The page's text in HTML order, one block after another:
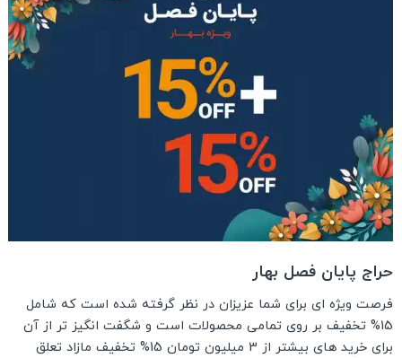
حراج پایان فصل بهار
فرصت ویژه ای برای شما عزیزان در نظر گرفته شده است که شامل
15% تخفیف بر روی تمامی محصولات است و شگفت انگیز تر از آن
برای خرید های بیشتر از 3 میلیون تومان 15% تخفیف مازاد تعلق